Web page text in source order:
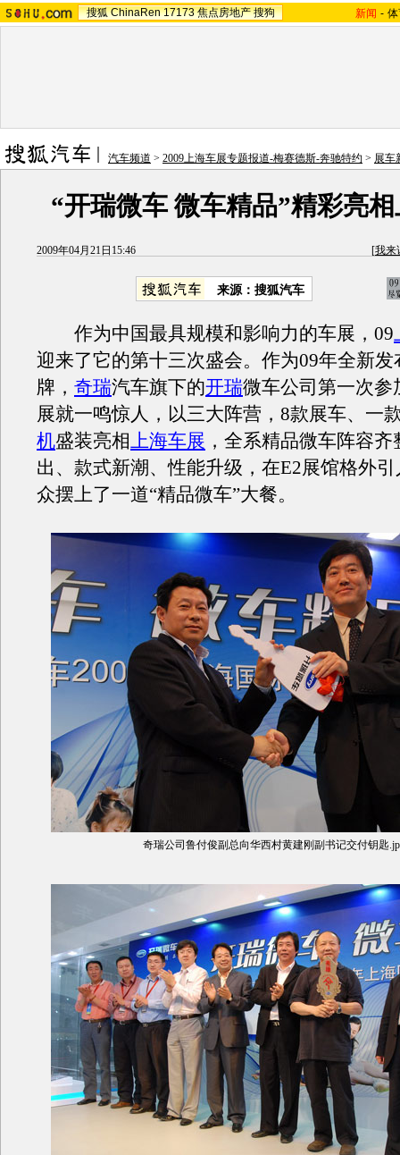
搜狐 ChinaRen 17173 焦点房地产 搜狗 新闻 -
汽车频道 > 2009上海车展专题报道-梅赛德斯-奔驰特约 > 展车
“开瑞微车 微车精品”精彩亮
2009年04月21日15:46 [我来
来源：搜狐汽车
作为中国最具规模和影响力的车展，09
迎来了它的第十三次盛会。作为09年全新发
牌， 奇瑞汽车旗下的开瑞微车公司第一次参
展就一鸣惊人，以三大阵营，8款展车、一
机盛装亮相上海车展 ，全系精品微车阵容
出、款式新潮、性能升级，在E2展馆格外
众摆上了一道“精品微车”大餐。
奇瑞公司鲁付俊副总向华西村黄建刚副书记交付钥匙